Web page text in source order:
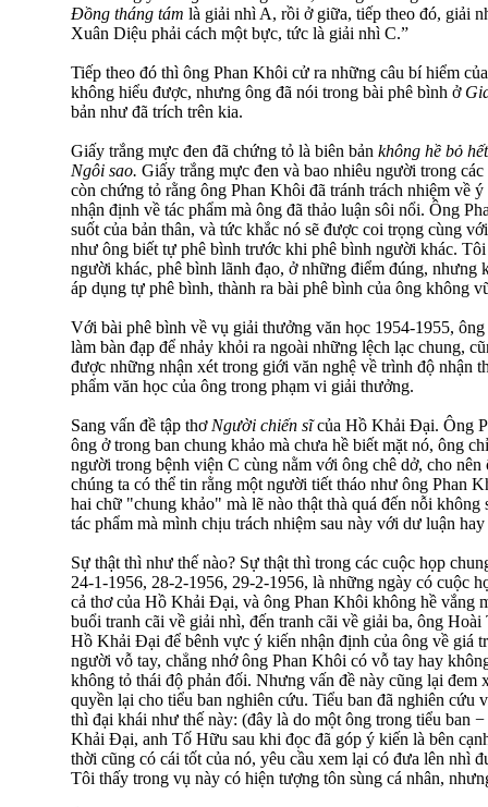
Đồng tháng tám là giải nhì A, rồi ở giữa, tiếp theo đó, giải
Xuân Diệu phải cách một bực, tức là giải nhì C.”
Tiếp theo đó thì ông Phan Khôi cử ra những câu bí hiểm
không hiểu được, nhưng ông đã nói trong bài phê bình ở
bản như đã trích trên kia.
Giấy trắng mực đen đã chứng tỏ là biên bản không hề bỏ
Ngôi sao. Giấy trắng mực đen và bao nhiêu người trong
còn chứng tỏ rằng ông Phan Khôi đã tránh trách nhiệm về
nhận định về tác phẩm mà ông đã thảo luận sôi nổi. Ông
suốt của bản thân, và tức khắc nó sẽ được coi trọng cùng
như ông biết tự phê bình trước khi phê bình người khác.
người khác, phê bình lãnh đạo, ở những điểm đúng, nhưng
áp dụng tự phê bình, thành ra bài phê bình của ông không
Với bài phê bình về vụ giải thưởng văn học 1954-1955,
làm bàn đạp để nhảy khỏi ra ngoài những lệch lạc chung,
được những nhận xét trong giới văn nghệ về trình độ nhận
phẩm văn học của ông trong phạm vi giải thưởng.
Sang vấn đề tập thơ Người chiến sĩcủa Hồ Khải Đại. Ông
ông ở trong ban chung khảo mà chưa hề biết mặt nó, ông
người trong bệnh viện C cùng nằm với ông chê dở, cho
chúng ta có thể tin rằng một người tiết tháo như ông Phan
hai chữ "chung khảo" mà lẽ nào thật thà quá đến nỗi
tác phẩm mà mình chịu trách nhiệm sau này với dư luận
Sự thật thì như thế nào? Sự thật thì trong các cuộc họp
24-1-1956, 28-2-1956, 29-2-1956, là những ngày có cuộc
cả thơ của Hồ Khải Đại, và ông Phan Khôi không hề vắng
buổi tranh cãi về giải nhì, đến tranh cãi về giải ba, ông Hoài
Hồ Khải Đại để bênh vực ý kiến nhận định của ông về giá
người vỗ tay, chẳng nhớ ông Phan Khôi có vỗ tay hay
không tỏ thái độ phản đối. Nhưng vấn đề này cũng lại đem
quyền lại cho tiểu ban nghiên cứu. Tiểu ban đã nghiên cứu
thì đại khái như thế này: (đây là do một ông trong tiểu ban
Khải Đại, anh Tố Hữu sau khi đọc đã góp ý kiến là bên
thời cũng có cái tốt của nó, yêu cầu xem lại có đưa lên nhì
Tôi thấy trong vụ này có hiện tượng tôn sùng cá nhân,